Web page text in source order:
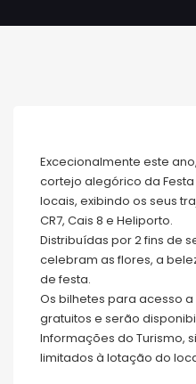
Excecionalmente este
cortejo alegórico da
locais, exibindo os seus
CR7, Cais 8 e Heliporto.
Distribuídas por 2 fins de
celebram as flores, a
de festa.
Os bilhetes para acesso
gratuitos e serão
Informações do Turismo,
limitados à lotação do